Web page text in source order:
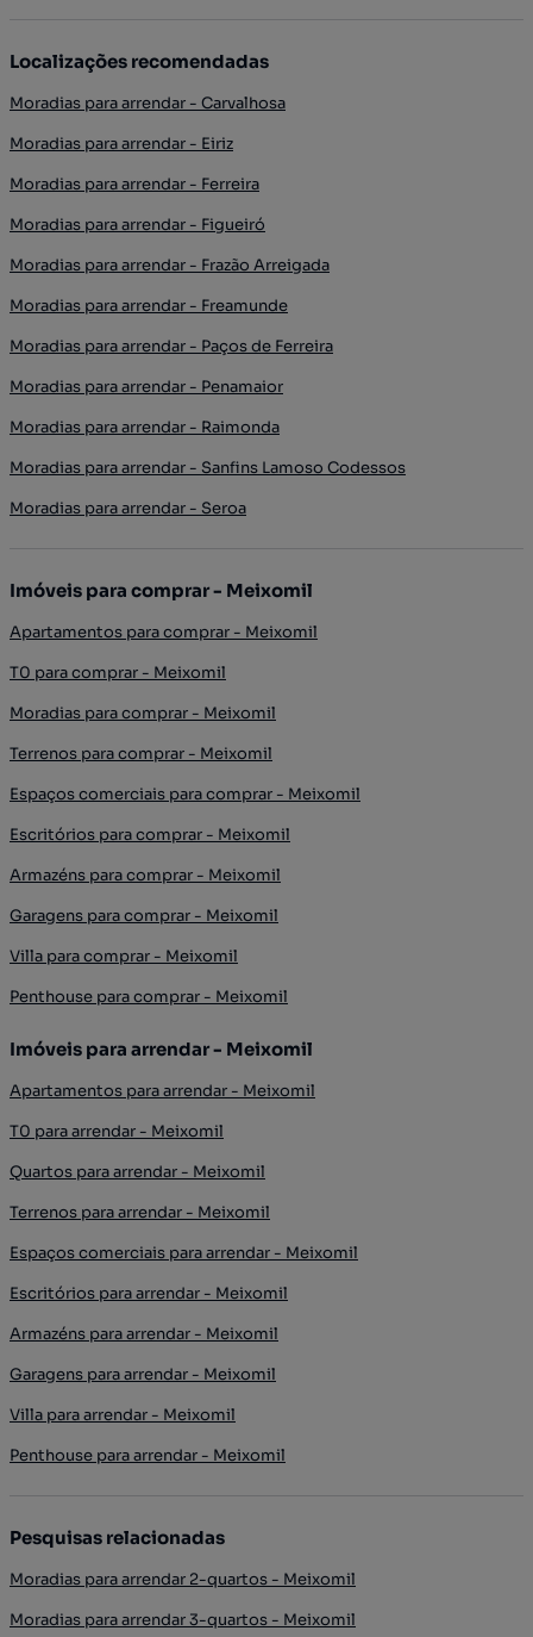
Localizações recomendadas
Moradias para arrendar - Carvalhosa
Moradias para arrendar - Eiriz
Moradias para arrendar - Ferreira
Moradias para arrendar - Figueiró
Moradias para arrendar - Frazão Arreigada
Moradias para arrendar - Freamunde
Moradias para arrendar - Paços de Ferreira
Moradias para arrendar - Penamaior
Moradias para arrendar - Raimonda
Moradias para arrendar - Sanfins Lamoso Codessos
Moradias para arrendar - Seroa
Imóveis para comprar - Meixomil
Apartamentos para comprar - Meixomil
T0 para comprar - Meixomil
Moradias para comprar - Meixomil
Terrenos para comprar - Meixomil
Espaços comerciais para comprar - Meixomil
Escritórios para comprar - Meixomil
Armazéns para comprar - Meixomil
Garagens para comprar - Meixomil
Villa para comprar - Meixomil
Penthouse para comprar - Meixomil
Imóveis para arrendar - Meixomil
Apartamentos para arrendar - Meixomil
T0 para arrendar - Meixomil
Quartos para arrendar - Meixomil
Terrenos para arrendar - Meixomil
Espaços comerciais para arrendar - Meixomil
Escritórios para arrendar - Meixomil
Armazéns para arrendar - Meixomil
Garagens para arrendar - Meixomil
Villa para arrendar - Meixomil
Penthouse para arrendar - Meixomil
Pesquisas relacionadas
Moradias para arrendar 2-quartos - Meixomil
Moradias para arrendar 3-quartos - Meixomil